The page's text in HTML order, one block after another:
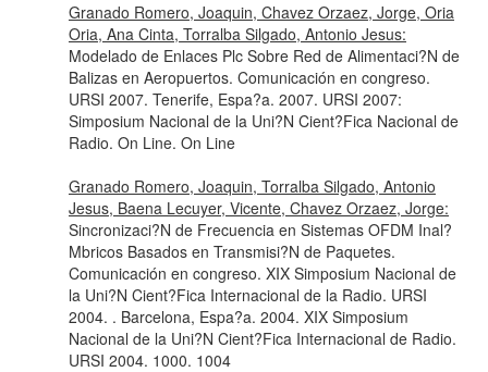
Granado Romero, Joaquin, Chavez Orzaez, Jorge, Oria
Oria, Ana Cinta, Torralba Silgado, Antonio Jesus:
Modelado de Enlaces Plc Sobre Red de Alimentaci?N de
Balizas en Aeropuertos. Comunicación en congreso.
URSI 2007. Tenerife, Espa?a. 2007. URSI 2007:
Simposium Nacional de la Uni?N Cient?Fica Nacional de
Radio. On Line. On Line
Granado Romero, Joaquin, Torralba Silgado, Antonio
Jesus, Baena Lecuyer, Vicente, Chavez Orzaez, Jorge:
Sincronizaci?N de Frecuencia en Sistemas OFDM Inal?
Mbricos Basados en Transmisi?N de Paquetes.
Comunicación en congreso. XIX Simposium Nacional de
la Uni?N Cient?Fica Internacional de la Radio. URSI
2004. . Barcelona, Espa?a. 2004. XIX Simposium
Nacional de la Uni?N Cient?Fica Internacional de Radio.
URSI 2004. 1000. 1004